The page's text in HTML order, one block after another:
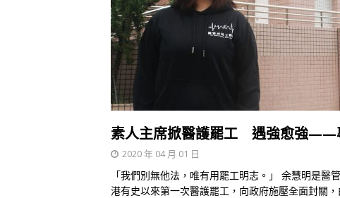
素人主席掀醫護罷工 遇強愈強——
2020 年 04 月 01 日
「我們別無他法，唯有用罷工明志。」 余慧明是
港有史以來第一次醫護罷工，向政府施壓全面封關